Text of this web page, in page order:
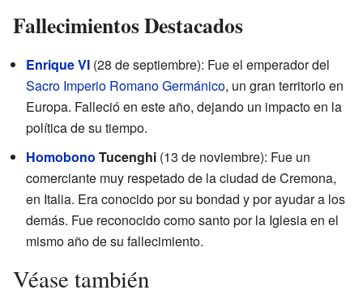
Fallecimientos Destacados
Enrique VI (28 de septiembre): Fue el emperador del
Sacro Imperio Romano Germánico, un gran territorio en
Europa. Falleció en este año, dejando un impacto en la
política de su tiempo.
Homobono Tucenghi (13 de noviembre): Fue un
comerciante muy respetado de la ciudad de Cremona,
en Italia. Era conocido por su bondad y por ayudar a los
demás. Fue reconocido como santo por la Iglesia en el
mismo año de su fallecimiento.
Véase también